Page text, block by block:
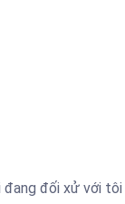
đang đối xử với tôi